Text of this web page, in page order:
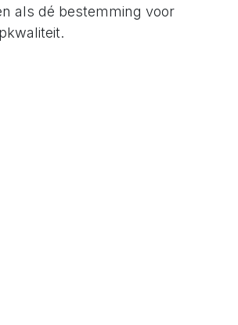
als dé bestemming voor